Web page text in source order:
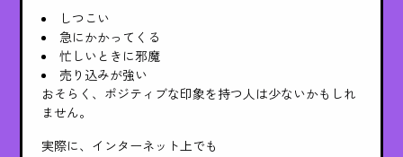
しつこい
急にかかってくる
忙しいときに邪魔
売り込みが強い
おそらく、ポジティブな印象を持つ人は少ないかもしれ
ません。
実際に、インターネット上でも